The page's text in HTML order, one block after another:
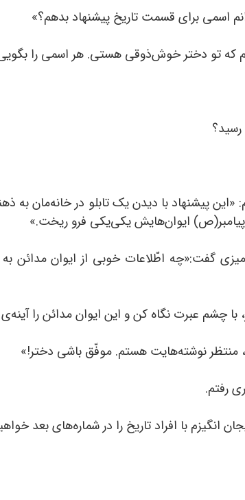
اسمی برای قسمت تاریخ پیشنهاد بدهم؟»
که تو دختر خوش‌ذوقی هستی. هر اسمی را
پیامبر(ص) ایوان‌هایش یکی‌یکی فرو ریخت.»
گفت:«چه اطّلاعات خوبی از ایوان مدائن
چشم عبرت نگاه کن و این ایوان مدائن را
نوشته‌هایت هستم. موفّق باشی دختر!»
رفتم.
با افراد تاریخ را در شماره‌های‌ بعد